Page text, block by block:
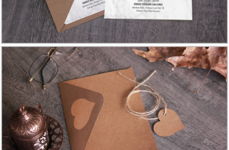
Düğün
Davetiye
Modelleri
Atatürk'lü
Davetiyeler
Papatyalı
Davetiye
Modelleri
Dini
Düğün
Davetiyeler
yeni